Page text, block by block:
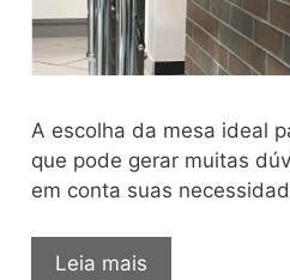
A escolha da mesa ideal
que pode gerar muitas
em conta suas
Leia mais